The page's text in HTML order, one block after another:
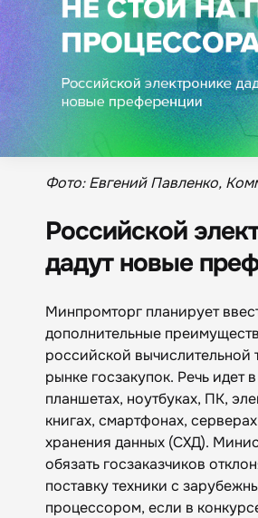
Фото: Евгений Павленко,
Российской
дадут новые
Минпромторг планирует
дополнительные
российской вычислительной
рынке госзакупок. Речь идет
планшетах, ноутбуках, ПК,
книгах, смартфонах,
хранения данных (СХД).
обязать госзаказчиков
поставку техники с
процессором, если в